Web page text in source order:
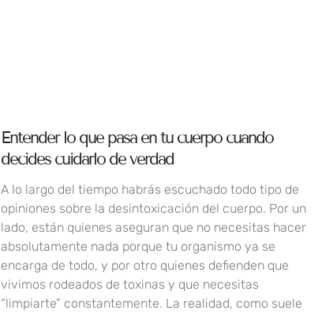
Entender lo que pasa en tu cuerpo cuando
decides cuidarlo de verdad
A lo largo del tiempo habrás escuchado todo tipo de
opiniones sobre la desintoxicación del cuerpo. Por un
lado, están quienes aseguran que no necesitas hacer
absolutamente nada porque tu organismo ya se
encarga de todo, y por otro quienes defienden que
vivimos rodeados de toxinas y que necesitas
“limpiarte” constantemente. La realidad, como suele